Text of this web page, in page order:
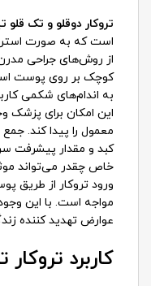
تروکار دوقلو و تک قلو
است که به صورت
از روش‌های جراحی
به اندام‌های شکمی
این امکان برای پزشک
معمول را پیدا کند.
کبد و مقدار پیشرفت
خاص چقدر می‌تواند
ورود تروکار از طریق
مواجه است. با این
عوارض تهدید کننده
کاربرد تروکار